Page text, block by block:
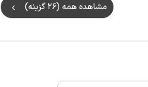
مشاهده همه (26 گزینه)